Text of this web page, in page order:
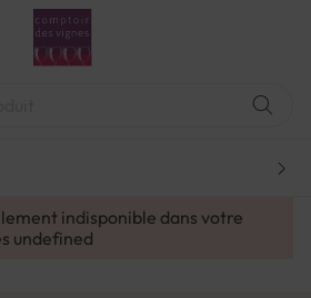
indisponible dans votre
undefined